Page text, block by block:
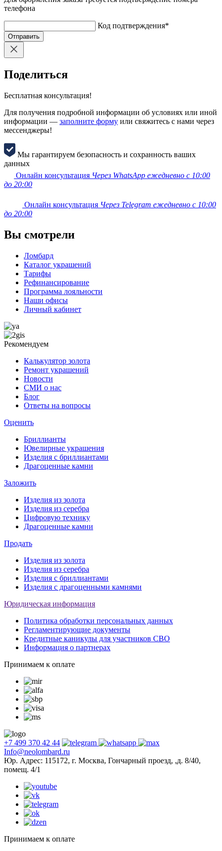
телефона
Код подтверждения*
Отправить
Поделиться
Бесплатная консультация!
Для получения подробной информации об условиях или иной
информации — заполните форму или свяжитесь с нами через
мессенджеры!
Мы гарантируем безопасность и сохранность ваших
данных
Онлайн консультация Через WhatsApp ежедневно с 10:00
до 20:00
Онлайн консультация Через Telegram ежедневно с 10:00
до 20:00
Вы смотрели
Ломбард
Каталог украшений
Тарифы
Рефинансирование
Программа лояльности
Наши офисы
Личный кабинет
Рекомендуем
Калькулятор золота
Ремонт украшений
Новости
СМИ о нас
Блог
Ответы на вопросы
Оценить
Бриллианты
Ювелирные украшения
Изделия с бриллиантами
Драгоценные камни
Заложить
Изделия из золота
Изделия из серебра
Цифровую технику
Драгоценные камни
Продать
Изделия из золота
Изделия из серебра
Изделия с бриллиантами
Изделия с драгоценными камнями
Юридическая информация
Политика обработки персональных данных
Регламентирующие документы
Кредитные каникулы для участников СВО
Информация о партнерах
Принимаем к оплате
+7 499 370 42 44
Info@neolombard.ru
Юр. Адрес: 115172, г. Москва, Гончарный проезд, ,д. 8/40,
помещ. 4/1
Принимаем к оплате